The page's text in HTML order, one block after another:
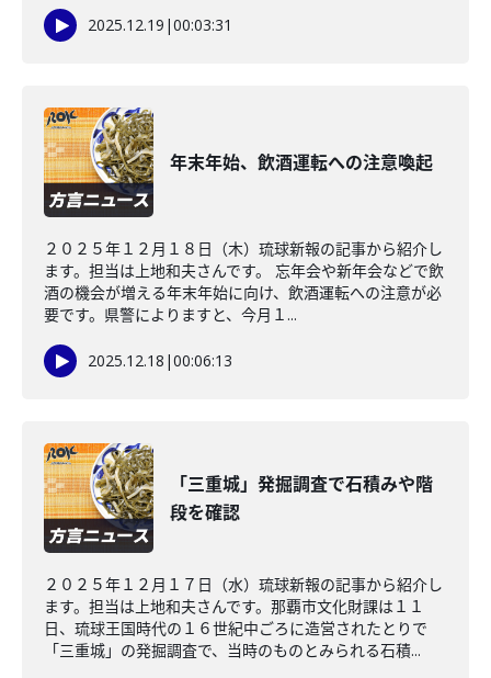
2025.12.19 |00:03:31
年末年始、飲酒運転への注意喚起
２０２５年１２月１８日（木）琉球新報の記事から紹介し
ます。担当は上地和夫さんです。 忘年会や新年会などで飲
酒の機会が増える年末年始に向け、飲酒運転への注意が必
要です。県警によりますと、今月１...
2025.12.18 |00:06:13
「三重城」発掘調査で石積みや階
段を確認
２０２５年１２月１７日（水）琉球新報の記事から紹介し
ます。担当は上地和夫さんです。那覇市文化財課は１１
日、琉球王国時代の１６世紀中ごろに造営されたとりで
「三重城」の発掘調査で、当時のものとみられる石積...